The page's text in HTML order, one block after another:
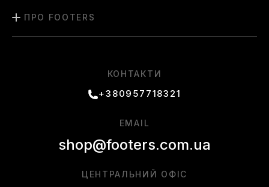
ПРО FOOTERS
КОНТАКТИ
+380957718321
ЦЕНТРАЛЬНИЙ ОФІС
EMAIL
shop@footers.com.ua